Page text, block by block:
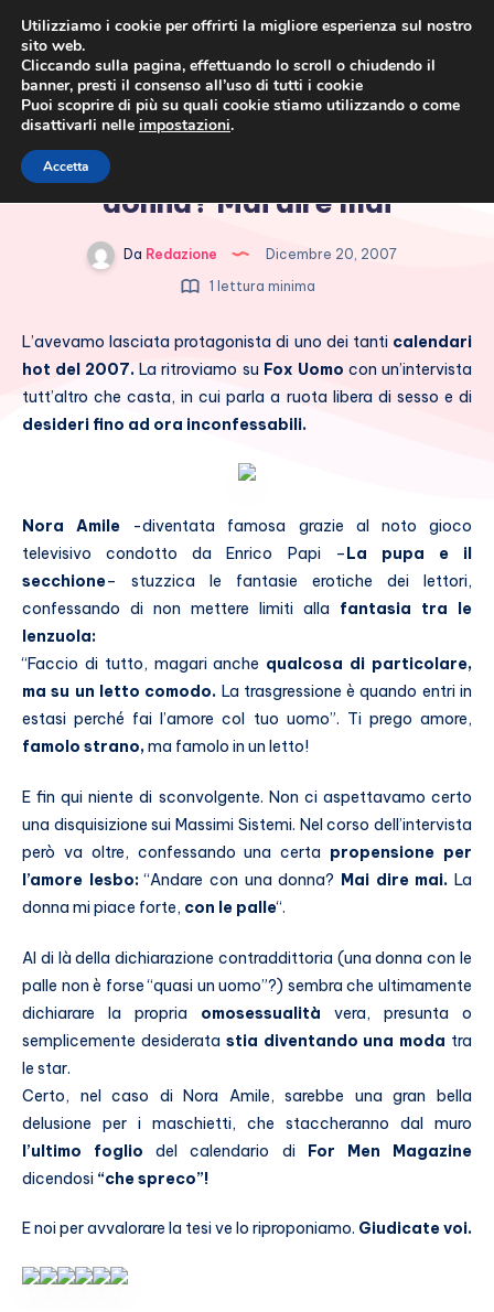
Nora Amile: sesso con una
donna? Mai dire mai
Da Redazione
Dicembre 20, 2007
1 lettura minima
L’avevamo lasciata protagonista di uno dei tanti calendari
hot del 2007. La ritroviamo su Fox Uomo con un’intervista
tutt’altro che casta, in cui parla a ruota libera di sesso e di
desideri fino ad ora inconfessabili.
Nora Amile -diventata famosa grazie al noto gioco
televisivo condotto da Enrico Papi –La pupa e il
secchione– stuzzica le fantasie erotiche dei lettori,
confessando di non mettere limiti alla fantasia tra le
lenzuola:
“Faccio di tutto, magari anche qualcosa di particolare,
ma su un letto comodo. La trasgressione è quando entri in
estasi perché fai l’amore col tuo uomo”. Ti prego amore,
famolo strano,ma famolo in un letto!
E fin qui niente di sconvolgente. Non ci aspettavamo certo
una disquisizione sui Massimi Sistemi. Nel corso dell’intervista
però va oltre, confessando una certa propensione per
l’amore lesbo:“Andare con una donna? Mai dire mai. La
donna mi piace forte, con le palle“.
Al di là della dichiarazione contraddittoria (una donna con le
palle non è forse “quasi un uomo”?) sembra che ultimamente
dichiarare la propria omosessualità vera, presunta o
semplicemente desiderata stia diventando una moda tra
le star.
Certo, nel caso di Nora Amile, sarebbe una gran bella
delusione per i maschietti, che staccheranno dal muro
l’ultimo foglio del calendario di For Men Magazine
dicendosi “che spreco”!
E noi per avvalorare la tesi ve lo riproponiamo. Giudicate voi.
Utilizziamo i cookie per offrirti la migliore esperienza sul nostro
sito web.
Cliccando sulla pagina, effettuando lo scroll o chiudendo il
banner, presti il consenso all’uso di tutti i cookie
Puoi scoprire di più su quali cookie stiamo utilizzando o come
disattivarli nelle impostazioni.
Accetta